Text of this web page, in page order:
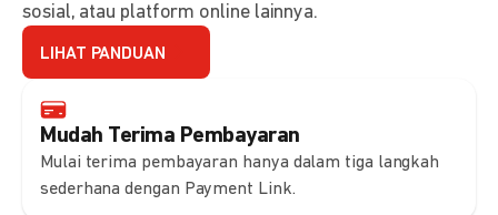
Mudah Terima Pembayaran
Mulai terima pembayaran hanya dalam tiga langkah
sederhana dengan Payment Link.
sosial, atau platform online lainnya.
LIHAT PANDUAN